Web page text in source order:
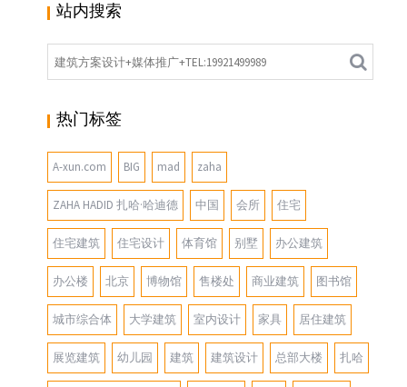
站内搜索
热门标签
A-xun.com BIG mad zaha
ZAHA HADID 扎哈·哈迪德 中国 会所 住宅
住宅建筑 住宅设计 体育馆 别墅 办公建筑
办公楼 北京 博物馆 售楼处 商业建筑 图书馆
城市综合体 大学建筑 室内设计 家具 居住建筑
展览建筑 幼儿园 建筑 建筑设计 总部大楼 扎哈